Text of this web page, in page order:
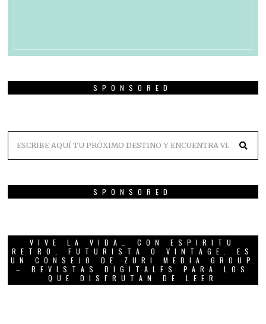
SPONSORED
SPONSORED
VIVE LA VIDA… CON ESPIRITU
RETRO, FUTURISTA O VINTAGE. ES
UN CONSEJO DE ZURI MEDIA GROUP
– REVISTAS DIGITALES PARA LOS
QUE DISFRUTAN DE LEER